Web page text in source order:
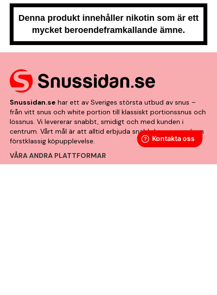
Denna produkt innehåller nikotin som är ett
mycket beroendeframkallande ämne.
Snussidan.se har ett av Sveriges största utbud av snus –
från vitt snus och white portion till klassiskt portionssnus och
lössnus. Vi levererar snabbt, smidigt och med kunden i
centrum. Vårt mål är att alltid erbjuda snabb leverans och en
förstklassig köpupplevelse.
VÅRA ANDRA PLATTFORMAR